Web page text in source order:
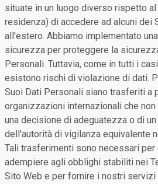
situate in un luogo diverso rispetto
residenza) di accedere ad alcuni dei
all'estero. Abbiamo implementato
sicurezza per proteggere la
Personali. Tuttavia, come in tutti i
esistono rischi di violazione di dati.
Suoi Dati Personali siano trasferiti a
organizzazioni internazionali che
una decisione di adeguatezza o di
dell'autorità di vigilanza equivalente
Tali trasferimenti sono necessari per
adempiere agli obblighi stabiliti nei
Sito Web e per fornire i nostri servizi